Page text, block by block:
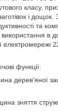
класу,
і дощок.
та
використання в
електромережі
функції:
дерев'яної
зняття